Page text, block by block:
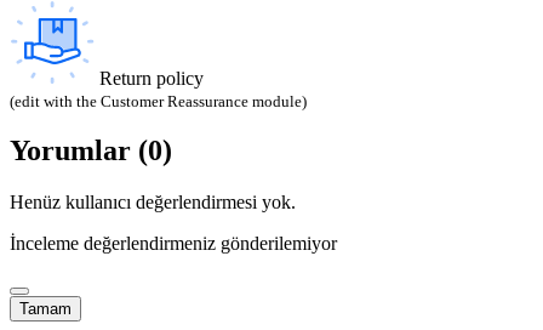
Return policy
(edit with the Customer Reassurance module)
Yorumlar (0)
Henüz kullanıcı değerlendirmesi yok.
İnceleme değerlendirmeniz gönderilemiyor
Tamam